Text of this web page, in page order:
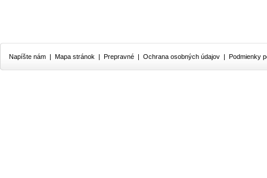
Napíšte nám | Mapa stránok | Prepravné | Ochrana osobných údajov | Podmienky